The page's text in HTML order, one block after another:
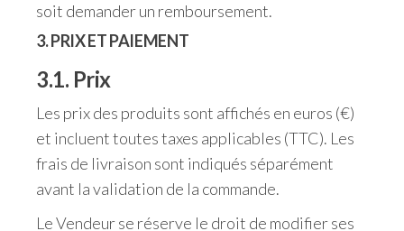
soit demander un remboursement.
3. PRIX ET PAIEMENT
3.1. Prix
Les prix des produits sont affichés en euros (€)
et incluent toutes taxes applicables (TTC). Les
frais de livraison sont indiqués séparément
avant la validation de la commande.
Le Vendeur se réserve le droit de modifier ses